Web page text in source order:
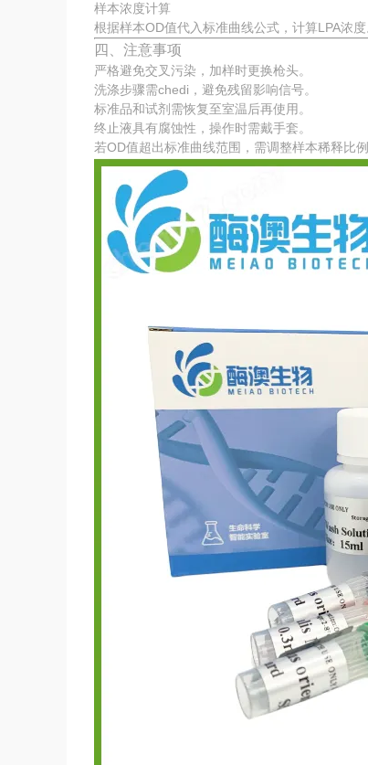
样本浓度计算
根据样本OD值代入标准曲线公式，计算LPA浓度
四、注意事项
严格避免交叉污染，加样时更换枪头。
洗涤步骤需chedi，避免残留影响信号。
标准品和试剂需恢复至室温后再使用。
终止液具有腐蚀性，操作时需戴手套。
若OD值超出标准曲线范围，需调整样本稀释比例